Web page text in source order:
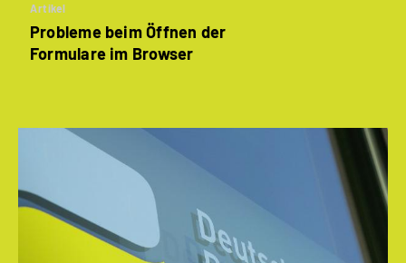
Artikel
Probleme beim Öffnen der
Formulare im Browser